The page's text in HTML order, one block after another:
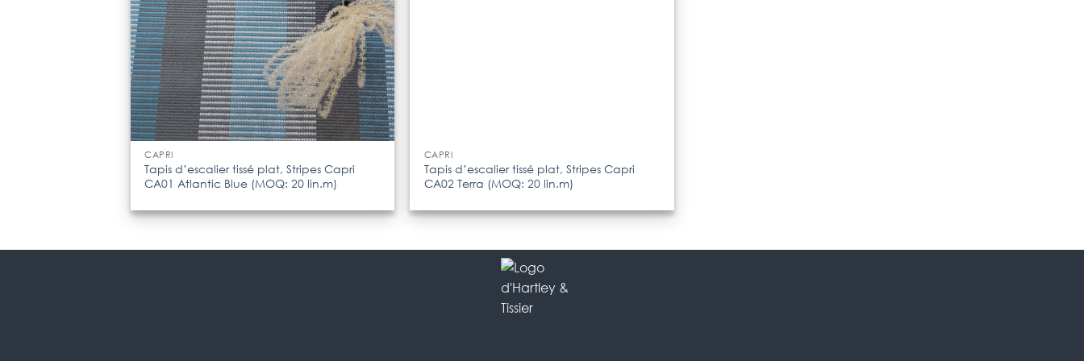
CAPRI
Tapis d’escalier tissé plat, Stripes Capri
CA01 Atlantic Blue (MOQ: 20 lin.m)
CAPRI
Tapis d’escalier tissé plat, Stripes Capri
CA02 Terra (MOQ: 20 lin.m)